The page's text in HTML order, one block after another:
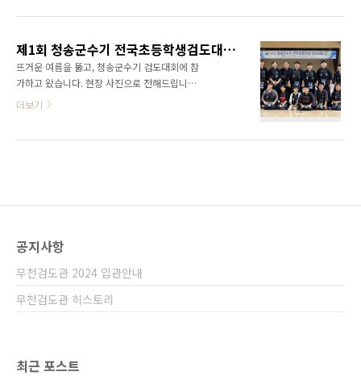
등부 3년 연속 우승을 차지한 외간초등학교 팀입
초등학교팀 입니다. 6학년들은 너무 아쉬워 하지
만, 다시 준비하여 내년을 노려보겠습..
기 여자선수권에 우리도장 이다은, 박이룸, 허윤
지가 윤지어머님의 인솔로 출전하였고, 김해실
내체육관에서 개최된 경상남도 검도대회에 43
명의 선수단을 꾸려 출전하였습니다. 입상은 초
준우승 김건우, 여중부 개인 3위 이수민, 중등부
제1회 청송군수기 전국초등학생검도대회 참가
뜨거운 여름을 뚫고, 청송군수기 검도대회에 참
가하고 왔습니다. 현장 사진으로 전해드립니다
^^ 새벽출발은 언제나 피곤합니다. 오늘의 시합
고학년부 입상자 전체 무천검도관은 이번 시합
전 3위 박이룸5-6학년부 단체 3위 여자부 단체
2위의 성적을 거두었습니다.
더보기
공지사항
무천검도관 2024 입관안내
무천검도관 히스토리
최근 포스트